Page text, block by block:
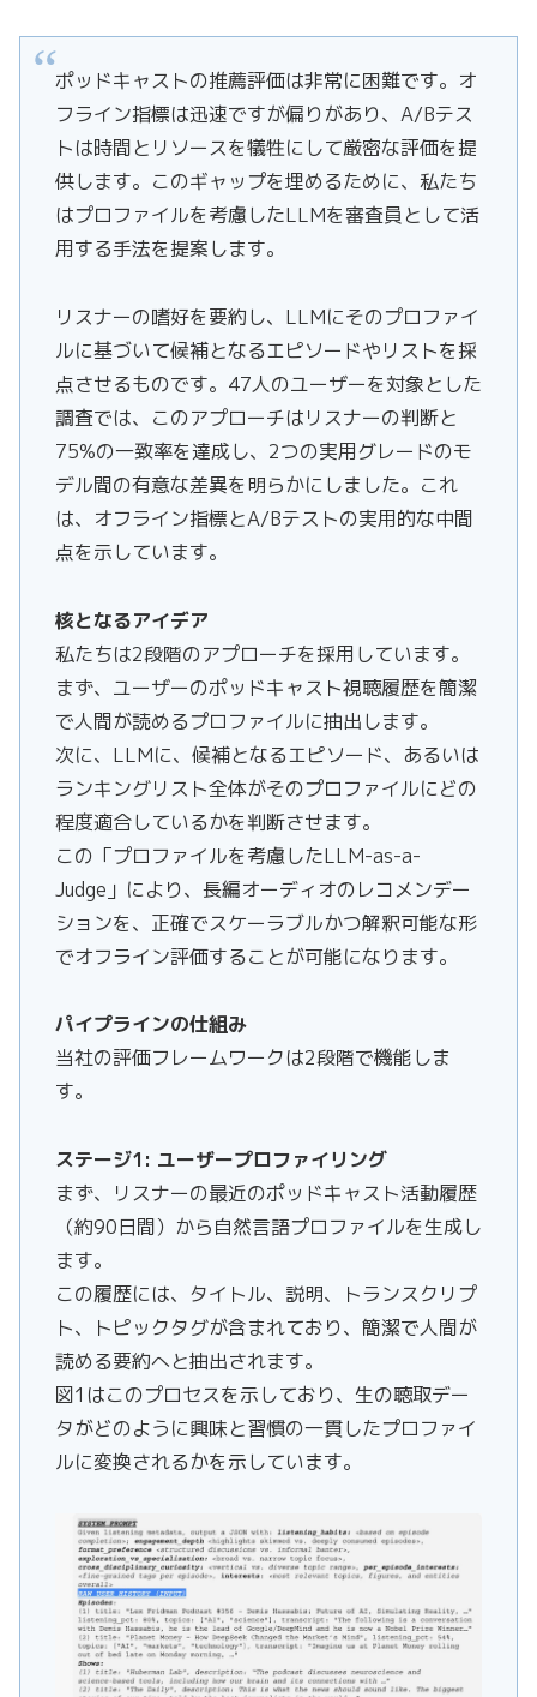
ポッドキャストの推薦評価は非常に困難です。オ
フライン指標は迅速ですが偏りがあり、A/Bテス
トは時間とリソースを犠牲にして厳密な評価を提
供します。このギャップを埋めるために、私たち
はプロファイルを考慮したLLMを審査員として活
用する手法を提案します。
リスナーの嗜好を要約し、LLMにそのプロファイ
ルに基づいて候補となるエピソードやリストを採
点させるものです。47人のユーザーを対象とした
調査では、このアプローチはリスナーの判断と
75%の一致率を達成し、2つの実用グレードのモ
デル間の有意な差異を明らかにしました。これ
は、オフライン指標とA/Bテストの実用的な中間
点を示しています。
核となるアイデア
私たちは2段階のアプローチを採用しています。
まず、ユーザーのポッドキャスト視聴履歴を簡潔
で人間が読めるプロファイルに抽出します。
次に、LLMに、候補となるエピソード、あるいは
ランキングリスト全体がそのプロファイルにどの
程度適合しているかを判断させます。
この「プロファイルを考慮したLLM-as-a-
Judge」により、長編オーディオのレコメンデー
ションを、正確でスケーラブルかつ解釈可能な形
でオフライン評価することが可能になります。
パイプラインの仕組み
当社の評価フレームワークは2段階で機能しま
す。
ステージ1: ユーザープロファイリング
まず、リスナーの最近のポッドキャスト活動履歴
（約90日間）から自然言語プロファイルを生成し
ます。
この履歴には、タイトル、説明、トランスクリプ
ト、トピックタグが含まれており、簡潔で人間が
読める要約へと抽出されます。
図1はこのプロセスを示しており、生の聴取デー
タがどのように興味と習慣の一貫したプロファイ
ルに変換されるかを示しています。